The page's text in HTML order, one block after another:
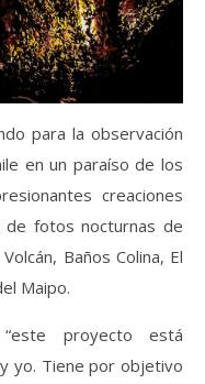
para la observación
en un paraíso de los
creaciones
de fotos nocturnas de
Baños Colina, El
Maipo.
proyecto está
yo. Tiene por objetivo